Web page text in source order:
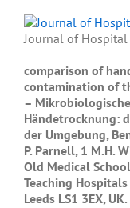
Journal of
comparison of
contamination of
–
Händetrocknung:
der Umgebung,
P. Parnell, 1 M.H.
Old Medical
Teaching
Leeds LS1 3EX, UK.